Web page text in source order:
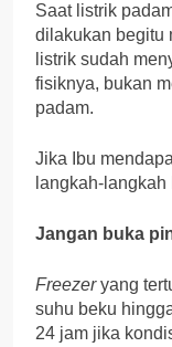
Saat listrik
dilakukan begitu
listrik sudah
fisiknya, bukan
padam.
Jika Ibu
langkah-langkah
Jangan buka
Freezeryang
suhu beku
24 jam jika